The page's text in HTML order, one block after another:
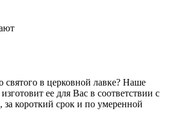
в церковной лавке? Наше
ее для Вас в соответствии с
короткий срок и по умеренной